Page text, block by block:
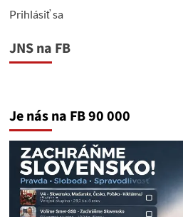
Prihlásiť sa
JNS na FB
Je nás na FB 90 000